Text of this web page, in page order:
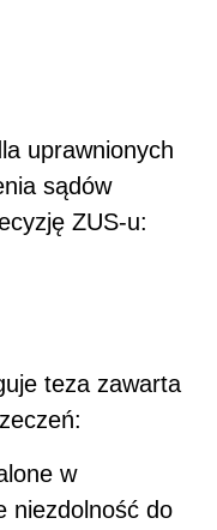
uprawnionych
sądów
ZUS-u:
teza zawarta
w
niezdolność do